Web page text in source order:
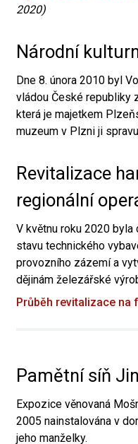
2020)
Národní
Dne 8. února 2010 byl
vládou České republiky
která je majetkem
muzeum v Plzni ji
Revitalizace
regionální
V květnu roku 2020 byla
stavu technického
provozního zázemí a
dějinám železářské
Průběh revitalizace na
Pamětní síň
Expozice věnovaná
2005 nainstalována v
jeho manželky.